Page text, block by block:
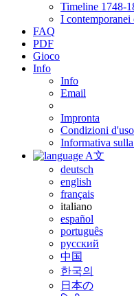
Timeline 1748-
I contemporanei
FAQ
PDF
Gioco
Info
Info
Email
Impronta
Condizioni d'uso
Informativa
A文
deutsch
english
français
italiano
español
português
русский
中国
한국의
日本の